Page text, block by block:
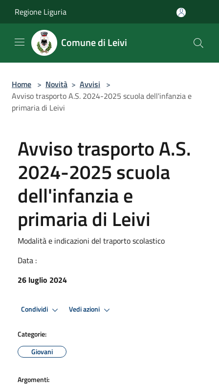
Regione Liguria
Comune di Leivi
Home > Novità > Avvisi >
Avviso trasporto A.S. 2024-2025 scuola dell'infanzia e
primaria di Leivi
Avviso trasporto A.S.
2024-2025 scuola
dell'infanzia e
primaria di Leivi
Modalità e indicazioni del traporto scolastico
Data :
26 luglio 2024
Condividi Vedi azioni
Categorie:
Giovani
Argomenti: